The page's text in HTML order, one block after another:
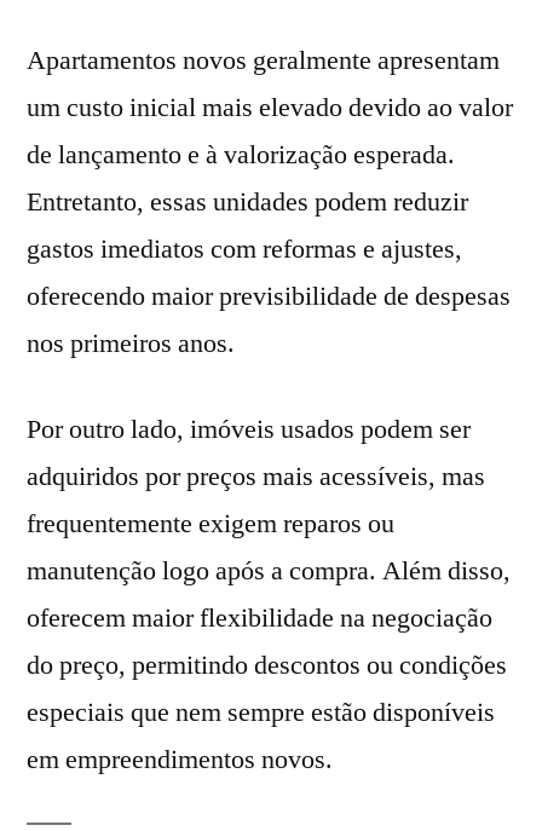
Apartamentos novos geralmente apresentam
um custo inicial mais elevado devido ao valor
de lançamento e à valorização esperada.
Entretanto, essas unidades podem reduzir
gastos imediatos com reformas e ajustes,
oferecendo maior previsibilidade de despesas
nos primeiros anos.
Por outro lado, imóveis usados podem ser
adquiridos por preços mais acessíveis, mas
frequentemente exigem reparos ou
manutenção logo após a compra. Além disso,
oferecem maior flexibilidade na negociação
do preço, permitindo descontos ou condições
especiais que nem sempre estão disponíveis
em empreendimentos novos.